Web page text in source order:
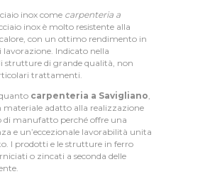
inox come carpenteria a
inox è molto resistente alla
con un ottimo rendimento in
lavorazione. Indicato nella
strutture di grande qualità, non
trattamenti.
carpenteria a Savigliano
materiale adatto alla realizzazione
di manufatto perché offre una
e un’eccezionale lavorabilità unita
I prodotti e le strutture in ferro
o zincati a seconda delle